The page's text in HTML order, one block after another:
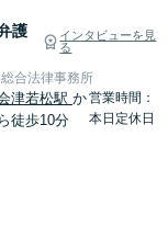
護
インタビューを見
る
合法律事務所
津若松駅 か
ら徒歩10分
営業時間：
本日定休日